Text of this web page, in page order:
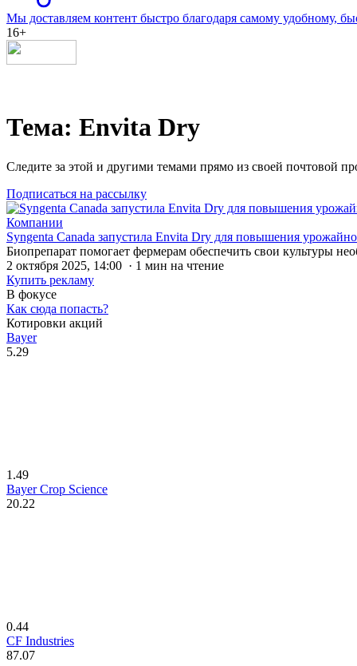
Мы доставляем контент быстро благодаря самому удобному,
16+
Тема: Envita Dry
Следите за этой и другими темами прямо из своей почтовой
Подписаться на рассылку
Компании
Syngenta Canada запустила Envita Dry для повышения
Биопрепарат помогает фермерам обеспечить свои культуры
2 октября 2025, 14:00 · 1 мин на чтение
Купить рекламу
В фокусе
Как сюда попасть?
Котировки акций
Bayer
5.29
1.49
Bayer Crop Science
20.22
0.44
CF Industries
87.07